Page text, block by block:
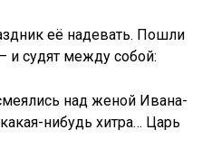
её надевать. Пошли
и судят между собой:
над женой Ивана-
нибудь хитра… Царь